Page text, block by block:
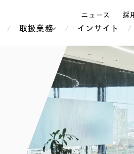
ニュース 採
取扱業務
メディア・
製紙
中南米
インサイト
シンガポール
ホーチミン